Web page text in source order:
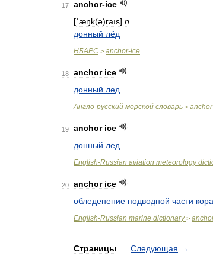
17 anchor-ice
[ʹæŋk(ə)raıs] n
донный лёд
НБАРС > anchor-ice
18 anchor ice
донный лед
Англо-русский морской словарь > anchor
19 anchor ice
донный лед
English-Russian aviation meteorology
20 anchor ice
обледенение подводной части
English-Russian marine dictionary >
Страницы Следующая →